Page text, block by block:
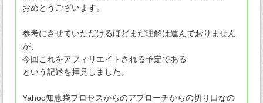
おめとうございます。
参考にさせていただけるほどまだ理解は進んでおりません
が、
今回これをアフィリエイトされる予定である
という記述を拝見しました。
Yahoo知恵袋プロセスからのアプローチからの切り口なの